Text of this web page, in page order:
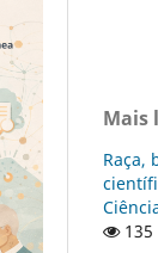
Mais
Raça,
135